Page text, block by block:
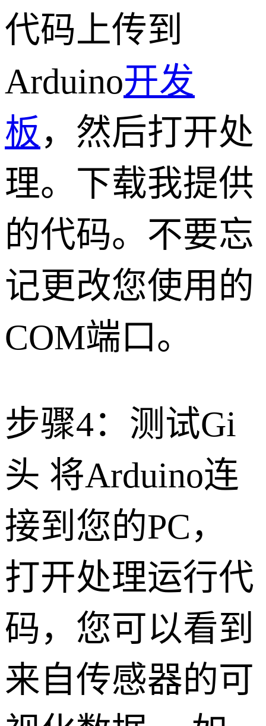
代码上传到
Arduino开发
板 ，然后打开处
理。下载我提供
的代码。不要忘
记更改您使用的
COM端口。
步骤4：测试Gi
头 将Arduino连
接到您的PC，
打开处理运行代
码，您可以看到
来自传感器的可